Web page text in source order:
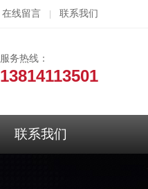
在线留言 联系我们
服务热线：
13814113501
联系我们